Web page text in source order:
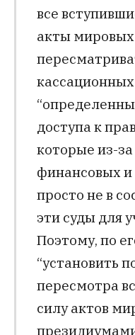
все
акты мировых
кассационных
доступа к
которые из-
финансовых и
просто не в
эти суды для
Поэтому, по
“установить
пересмотра
силу актов
президиумами